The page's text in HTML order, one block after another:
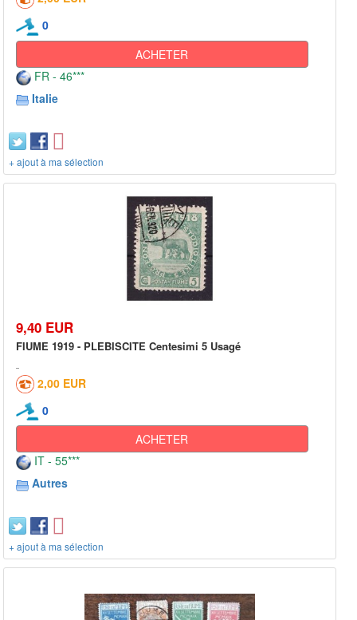
0
ACHETER
FR - 46***
Italie
+ ajout à ma sélection
9,40 EUR
FIUME 1919 - PLEBISCITE Centesimi 5 Usagé
2,00 EUR
0
ACHETER
IT - 55***
Autres
+ ajout à ma sélection